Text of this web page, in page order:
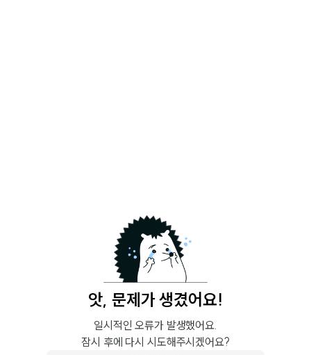
앗, 문제가 생겼어요!
일시적인 오류가 발생했어요.
잠시 후에 다시 시도해주시겠어요?